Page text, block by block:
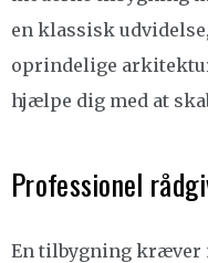
en klassisk
oprindelige
hjælpe dig med at
Professionel
En tilbygning kræver